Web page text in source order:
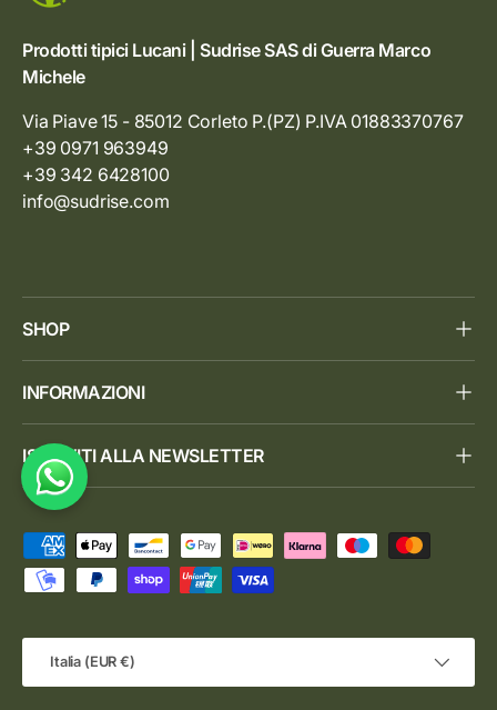
Prodotti tipici Lucani | Sudrise SAS di Guerra Marco
Michele
Via Piave 15 - 85012 Corleto P.(PZ) P.IVA 01883370767
+39 0971 963949
+39 342 6428100
info@sudrise.com
SHOP
INFORMAZIONI
ISCRIVITI ALLA NEWSLETTER
Metodi di pagamento accettati
Italia (EUR €)